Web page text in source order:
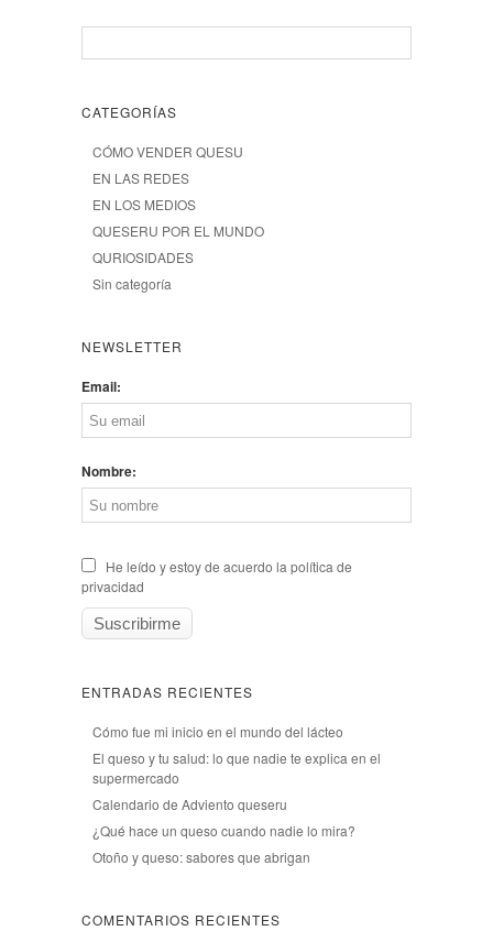
CATEGORÍAS
CÓMO VENDER QUESU
EN LAS REDES
EN LOS MEDIOS
QUESERU POR EL MUNDO
QURIOSIDADES
Sin categoría
NEWSLETTER
Email:
Nombre:
He leído y estoy de acuerdo la política de
privacidad
ENTRADAS RECIENTES
Cómo fue mi inicio en el mundo del lácteo
El queso y tu salud: lo que nadie te explica en el
supermercado
Calendario de Adviento queseru
¿Qué hace un queso cuando nadie lo mira?
Otoño y queso: sabores que abrigan
COMENTARIOS RECIENTES